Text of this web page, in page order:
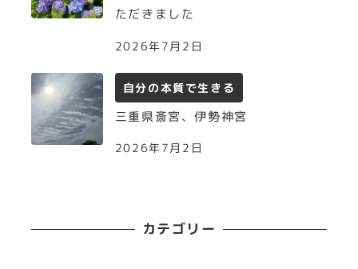
ただきました
2026年7月2日
自分の本質で生きる
三重県斎宮、伊勢神宮
2026年7月2日
カテゴリー